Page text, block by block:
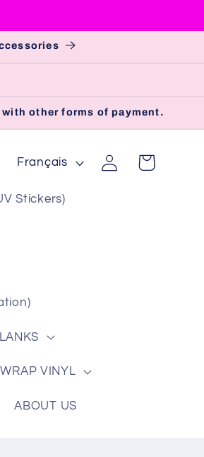
other forms of payment.
Stickers)
VINYL
ABOUT US
L
n
Français ConnexionPanier